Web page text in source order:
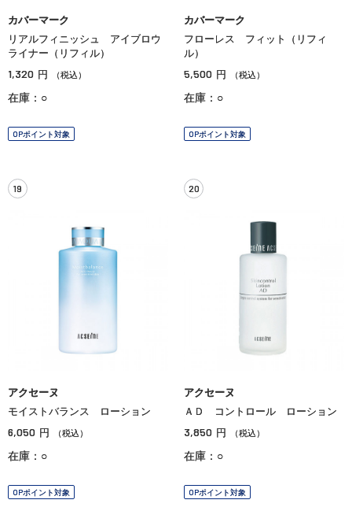
カバーマーク
リアルフィニッシュ アイブロウ
ライナー（リフィル）
1,320 円 （税込）
在庫：○
OPポイント対象
カバーマーク
フローレス フィット（リフィ
ル）
5,500 円 （税込）
在庫：○
OPポイント対象
19
アクセーヌ
モイストバランス ローション
6,050 円 （税込）
在庫：○
OPポイント対象
20
アクセーヌ
ＡＤ コントロール ローション
3,850 円 （税込）
在庫：○
OPポイント対象